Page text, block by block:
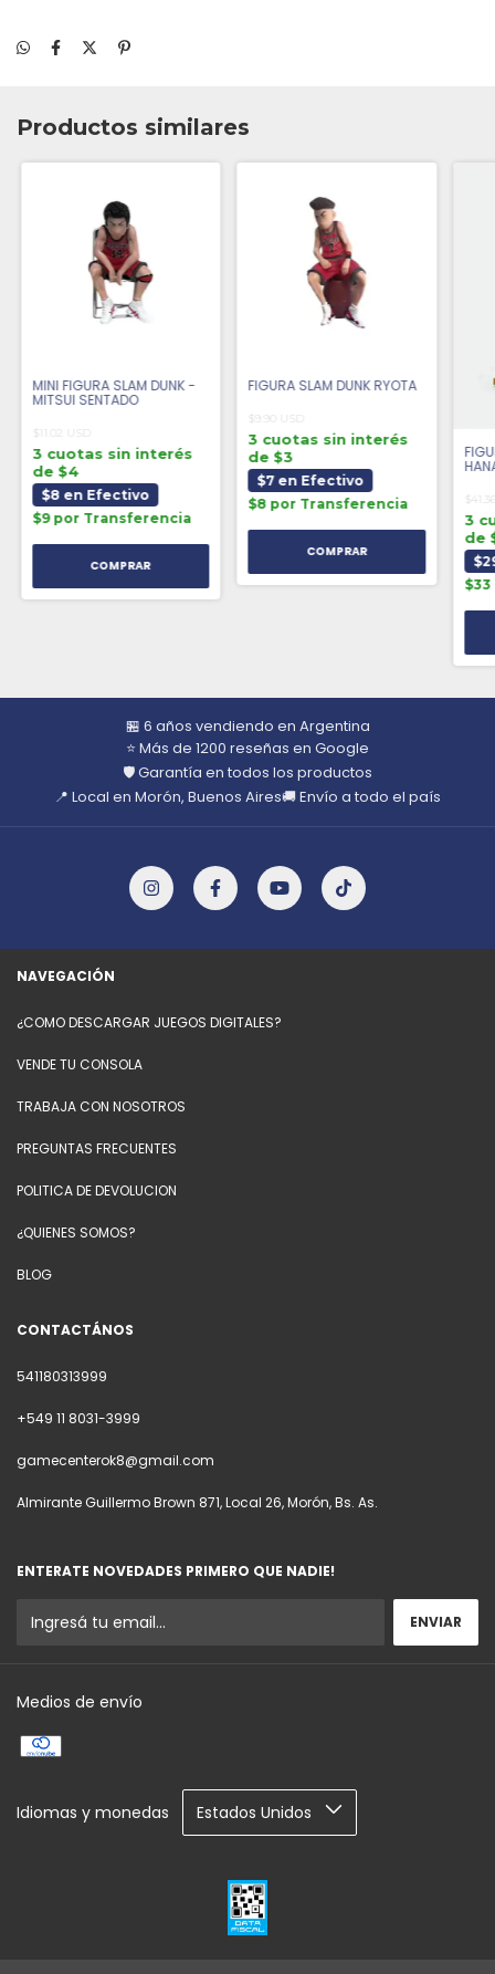
Productos similares
MINI FIGURA SLAM DUNK -
MITSUI SENTADO
$11.02 USD
3 cuotas sin interés
de $4
$8 en Efectivo
$9 por Transferencia
FIGURA SLAM DUNK RYOTA
$9.90 USD
3 cuotas sin interés
de $3
$7 en Efectivo
$8 por Transferencia
3
de
🏪 6 años vendiendo en Argentina
⭐ Más de 1200 reseñas en Google
🛡️ Garantía en todos los productos
📍 Local en Morón, Buenos Aires🚚 Envío a todo el país
NAVEGACIÓN
¿COMO DESCARGAR JUEGOS DIGITALES?
VENDE TU CONSOLA
TRABAJA CON NOSOTROS
PREGUNTAS FRECUENTES
POLITICA DE DEVOLUCION
¿QUIENES SOMOS?
BLOG
CONTACTÁNOS
541180313999
+549 11 8031-3999
gamecenterok8@gmail.com
Almirante Guillermo Brown 871, Local 26, Morón, Bs. As.
ENTERATE NOVEDADES PRIMERO QUE NADIE!
Medios de envío
Idiomas y monedas